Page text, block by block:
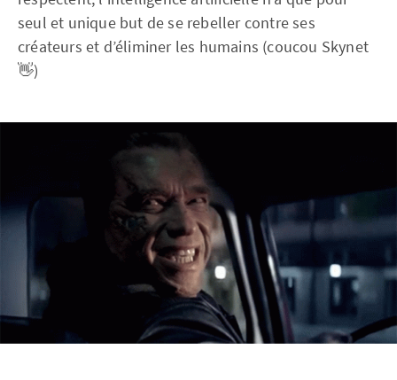
seul et unique but de se rebeller contre ses
créateurs et d’éliminer les humains (coucou Skynet
👋)